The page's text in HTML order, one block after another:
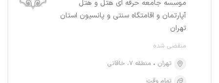
موسسه جامعه حرفه ای هتل و هتل
آپارتمان و اقامتگاه سنتی و پانسیون استان
تهران
منقضی شده
تهران
منطقه ۷، خاقانی
تمام وقت